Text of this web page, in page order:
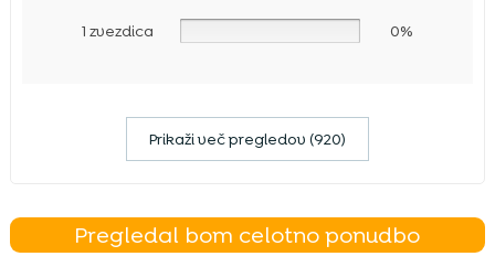
1 zvezdica 0%
Prikaži več pregledov (920)
Pregledal bom celotno ponudbo